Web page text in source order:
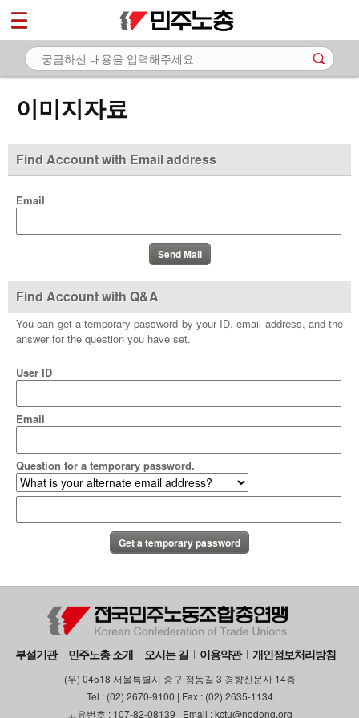
이미지자료
Find Account with Email address
Email
Find Account with Q&A
You can get a temporary password by your ID, email address, and the
answer for the question you have set.
User ID
Email
Question for a temporary password.
부설기관 민주노총 소개 오시는 길 이용약관 개인정보처리방침
(우) 04518 서울특별시 중구 정동길 3 경향신문사 14층
Tel : (02) 2670-9100 | Fax : (02) 2635-1134
고유번호 : 107-82-08139 | Email : kctu@nodong.org
마이페이지
소개
노동상담
자료
- 카드뉴스
부설기관